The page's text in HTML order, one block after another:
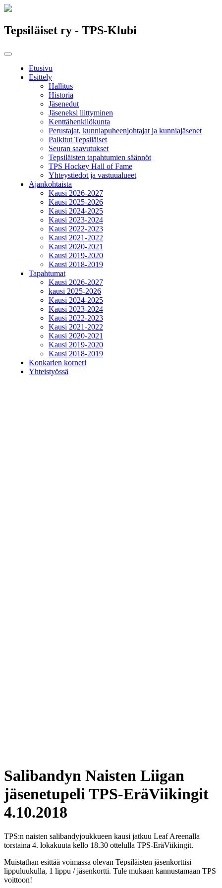
Tepsiläiset ry - TPS-Klubi
Etusivu
Esittely
Hallitus
Historia
Jäsenedut
Jäseneksi liittyminen
Kenttähenkilökunta
Perustajat, kunniapuheenjohtajat ja kunniajäsenet
Palkitut Tepsiläiset
Seuran saavutukset
Tepsiläisten tapahtumien säännöt
TPS Hockey Hall of Fame
Yhteystiedot ja vastuualueet
Ajankohtaista
Kausi 2026-2027
Kausi 2025-2026
Kausi 2024-2025
Kausi 2023-2024
Kausi 2022-2023
Kausi 2021-2022
Kausi 2020-2021
Kausi 2019-2020
Kausi 2018-2019
Tapahtumat
Kausi 2026-2027
kausi 2025-2026
Kausi 2024-2025
Kausi 2023-2024
Kausi 2022-2023
Kausi 2021-2022
Kausi 2020-2021
Kausi 2019-2020
Kausi 2018-2019
Konkarien korneri
Yhteistyössä
Salibandyn Naisten Liigan
jäsenetupeli TPS-EräViikingit
4.10.2018
TPS:n naisten salibandyjoukkueen kausi jatkuu Leaf Areenalla
torstaina 4. lokakuuta kello 18.30 ottelulla TPS-EräViikingit.
Muistathan esittää voimassa olevan Tepsiläisten jäsenkorttisi
lippuluukulla, 1 lippu / jäsenkortti. Tule mukaan kannustamaan TPS
voittoon!